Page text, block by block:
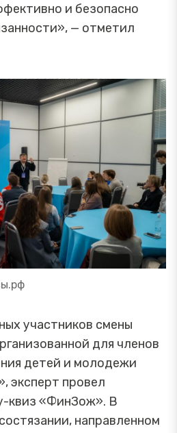
и безопасно
— отметил
участников смены
для членов
детей и молодежи
эксперт провел
квиз «ФинЗож». В
направленном